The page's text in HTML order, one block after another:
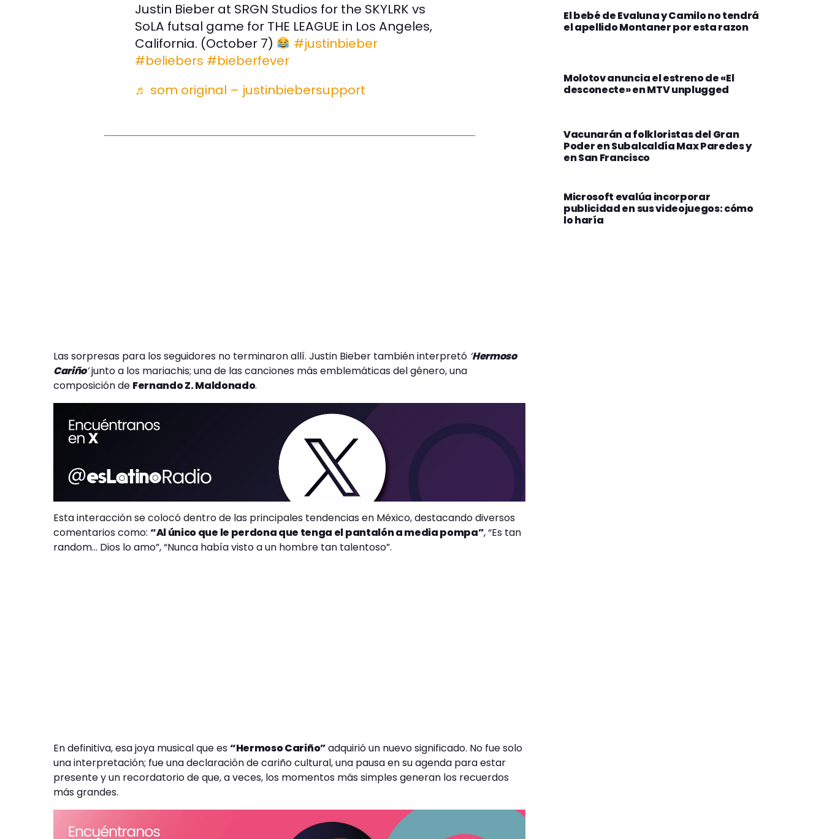
Justin Bieber at SRGN Studios for the SKYLRK vs
SoLA futsal game for THE LEAGUE in Los Angeles,
California. (October 7)
#justinbieber
#beliebers #bieberfever
♬ som original – justinbiebersupport
Las sorpresas para los seguidores no terminaron allí. Justin Bieber también interpretó ‘Hermoso
Cariño’junto a los mariachis; una de las canciones más emblemáticas del género, una
composición de Fernando Z. Maldonado.
Esta interacción se colocó dentro de las principales tendencias en México, destacando diversos
comentarios como: “Al único que le perdona que tenga el pantalón a media pompa”, “Es tan
random… Dios lo amo”, “Nunca había visto a un hombre tan talentoso”.
En definitiva, esa joya musical que es “Hermoso Cariño”adquirió un nuevo significado. No fue solo
una interpretación; fue una declaración de cariño cultural, una pausa en su agenda para estar
presente y un recordatorio de que, a veces, los momentos más simples generan los recuerdos
más grandes.
El bebé de Evaluna y Camilo no tendrá
el apellido Montaner por esta razon
Molotov anuncia el estreno de «El
desconecte» en MTV unplugged
Vacunarán a folkloristas del Gran
Poder en Subalcaldía Max Paredes y
en San Francisco
Microsoft evalúa incorporar
publicidad en sus videojuegos: cómo
lo haría